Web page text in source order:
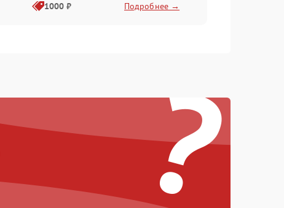
1000 ₽ Подробнее →
Подробнее →
Подробнее →
?